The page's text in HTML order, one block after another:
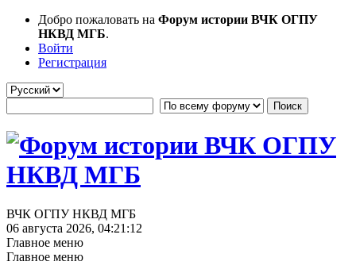
Добро пожаловать на Форум истории ВЧК ОГПУ
НКВД МГБ.
Войти
Регистрация
ВЧК ОГПУ НКВД МГБ
06 августа 2026, 04:21:12
Главное меню
Главное меню